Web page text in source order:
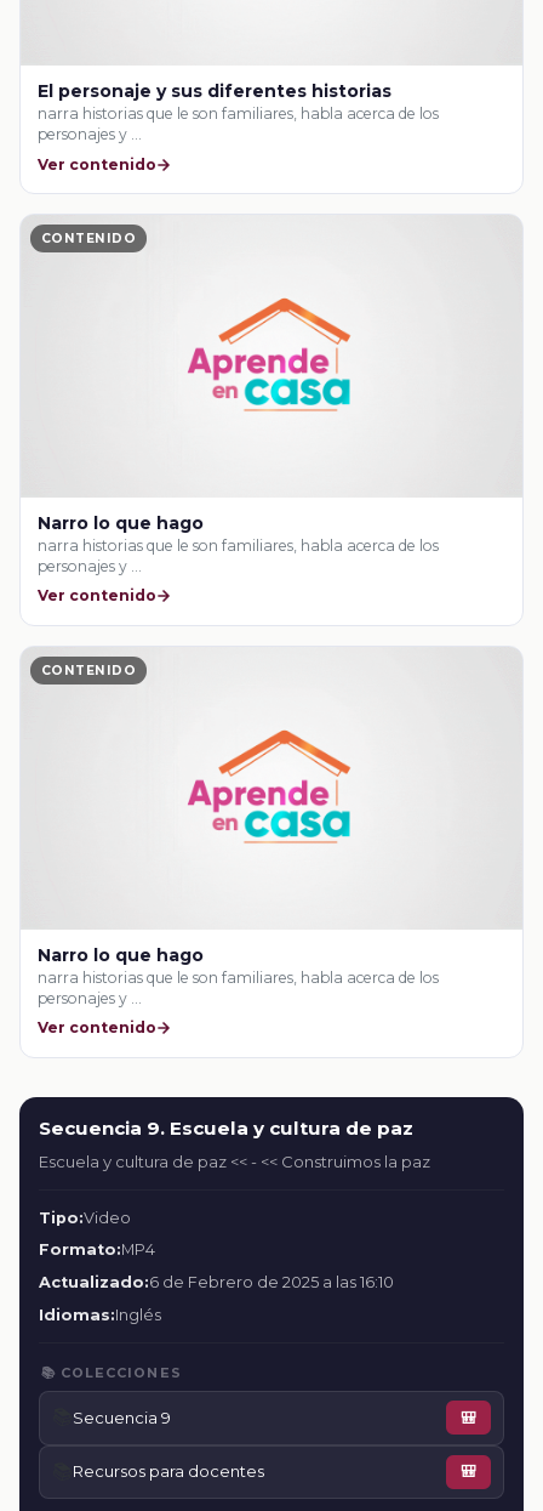
El personaje y sus diferentes historias
narra historias que le son familiares, habla acerca de los
personajes y …
Ver contenido
CONTENIDO
Narro lo que hago
narra historias que le son familiares, habla acerca de los
personajes y …
Ver contenido
CONTENIDO
Narro lo que hago
narra historias que le son familiares, habla acerca de los
personajes y …
Ver contenido
Secuencia 9. Escuela y cultura de paz
Escuela y cultura de paz << - << Construimos la paz
Tipo:Video
Formato:MP4
Actualizado:6 de Febrero de 2025 a las 16:10
Idiomas:Inglés
📚 COLECCIONES
Secuencia 9 🎒
Recursos para docentes 🎒